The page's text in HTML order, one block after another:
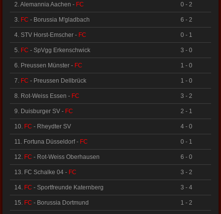
2. Alemannia Aachen - FC 0 - 2
3. FC - Borussia M'gladbach 6 - 2
4. STV Horst-Emscher - FC 0 - 1
5. FC - SpVgg Erkenschwick 3 - 0
6. Preussen Münster - FC 1 - 0
7. FC - Preussen Dellbrück 1 - 0
8. Rot-Weiss Essen - FC 3 - 2
9. Duisburger SV - FC 2 - 1
10. FC - Rheydter SV 4 - 0
11. Fortuna Düsseldorf - FC 0 - 1
12. FC - Rot-Weiss Oberhausen 6 - 0
13. FC Schalke 04 - FC 3 - 2
14. FC - Sportfreunde Katernberg 3 - 4
15. FC - Borussia Dortmund 1 - 2